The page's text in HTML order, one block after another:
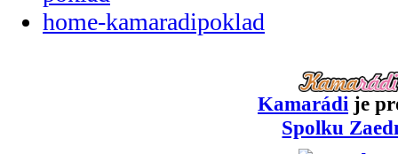
home-kamaradipoklad
Kamarádi je
Spolku